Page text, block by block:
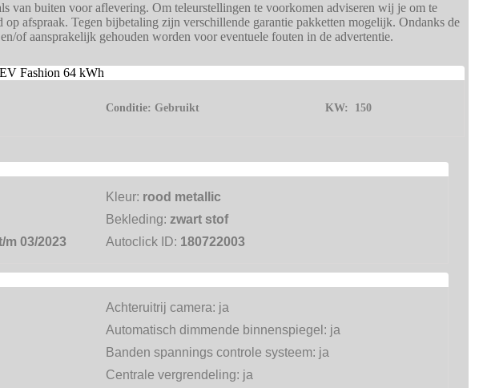
van buiten voor aflevering. Om teleurstellingen te voorkomen adviseren wij je om te
afspraak. Tegen bijbetaling zijn verschillende garantie pakketten mogelijk. Ondanks de
of aansprakelijk gehouden worden voor eventuele fouten in de advertentie.
Fashion 64 kWh
Conditie: Gebruikt KW: 150
Kleur: rood metallic
Bekleding:zwart stof
03/2023 Autoclick ID: 180722003
Achteruitrij camera: ja
Automatisch dimmende binnenspiegel: ja
Banden spannings controle systeem: ja
Centrale vergrendeling: ja